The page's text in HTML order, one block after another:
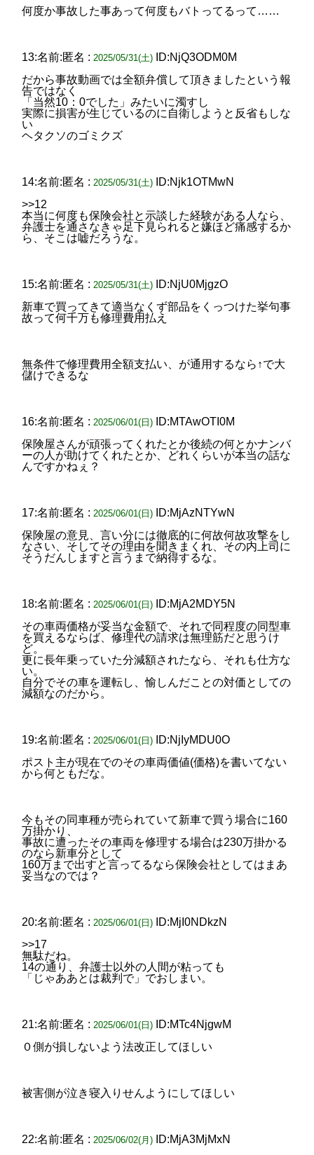
何度か事故した事あって何度もバトってるって……
13:名前:匿名 : 2025/05/31(土)
ID:NjQ3ODM0M
だから事故動画では全額弁償して頂きましたという報
告ではなく
「当然10：0でした」みたいに濁すし
実際に損害が生じているのに自衛しようと反省もしな
い
ヘタクソのゴミクズ
14:名前:匿名 : 2025/05/31(土)
ID:Njk1OTMwN
>>12
本当に何度も保険会社と示談した経験がある人なら、
弁護士を通さなきゃ足下見られると嫌ほど痛感するか
ら、そこは嘘だろうな。
15:名前:匿名 : 2025/05/31(土)
ID:NjU0MjgzO
新車で買ってきて適当なくず部品をくっつけた挙句事
故って何千万も修理費用払え
無条件で修理費用全額支払い、が通用するなら↑で大
儲けできるな
16:名前:匿名 : 2025/06/01(日)
ID:MTAwOTI0M
保険屋さんが頑張ってくれたとか後続の何とかナンバ
ーの人が助けてくれたとか、どれくらいが本当の話な
んですかねぇ？
17:名前:匿名 : 2025/06/01(日)
ID:MjAzNTYwN
保険屋の意見、言い分には徹底的に何故何故攻撃をし
なさい、そしてその理由を聞きまくれ、その内上司に
そうだんしますと言うまで納得するな。
18:名前:匿名 : 2025/06/01(日)
ID:MjA2MDY5N
その車両価格が妥当な金額で、それで同程度の同型車
を買えるならば、修理代の請求は無理筋だと思うけ
ど。
更に長年乗っていた分減額されたなら、それも仕方な
い。
自分でその車を運転し、愉しんだことの対価としての
減額なのだから。
19:名前:匿名 : 2025/06/01(日)
ID:NjIyMDU0O
ポスト主が現在でのその車両価値(価格)を書いてない
から何ともだな。
今もその同車種が売られていて新車で買う場合に160
万掛かり、
事故に遭ったその車両を修理する場合は230万掛かる
のなら新車分として
160万まで出すと言ってるなら保険会社としてはまあ
妥当なのでは？
20:名前:匿名 : 2025/06/01(日)
ID:MjI0NDkzN
>>17
無駄だね。
14の通り、弁護士以外の人間が粘っても
「じゃああとは裁判で」でおしまい。
21:名前:匿名 : 2025/06/01(日)
ID:MTc4NjgwM
０側が損しないよう法改正してほしい
被害側が泣き寝入りせんようにしてほしい
22:名前:匿名 : 2025/06/02(月)
ID:MjA3MjMxN